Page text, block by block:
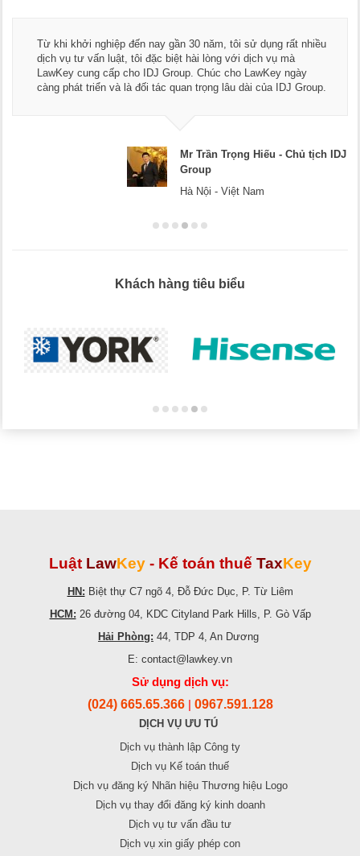
Thay mặt Công ty Dương Cafe, tôi xin chân thành cảm ơn đội
ngũ luật sư, kế toán của LawKey. Thực sự yên tâm khi sử
dụng dịch vụ tư vấn pháp luật và kế toán thuế bên các bạn.
Chúc các bạn phát triển hơn, phục vụ tốt hơn cho cộng đồng
Mr Dương - CEO Dương Cafe
Hà Nội
Khách hàng tiêu biểu
Luật LawKey - Kế toán thuế TaxKey
HN: Biệt thự C7 ngõ 4, Đỗ Đức Dục, P. Từ Liêm
HCM: 26 đường 04, KDC Cityland Park Hills, P. Gò Vấp
Hải Phòng: 44, TDP 4, An Dương
E: contact@lawkey.vn
Sử dụng dịch vụ:
(024) 665.65.366 0967.591.128
DỊCH VỤ ƯU TÚ
Dịch vụ thành lập Công ty
Dịch vụ Kế toán thuế
Dịch vụ đăng ký Nhãn hiệu Thương hiệu Logo
Dịch vụ thay đổi đăng ký kinh doanh
Dịch vụ tư vấn đầu tư
Dịch vụ xin giấy phép con